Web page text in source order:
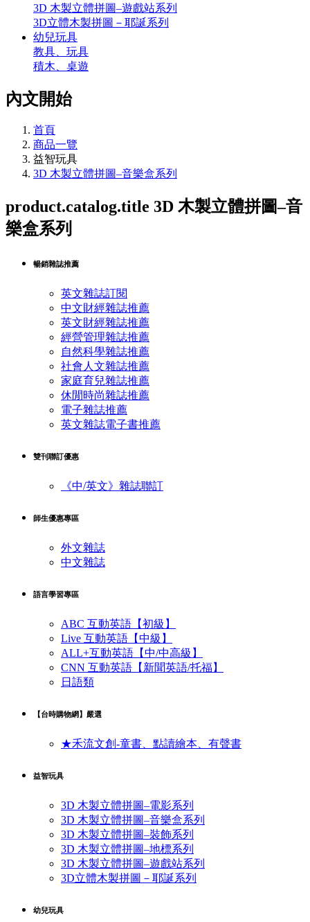
3D 木製立體拼圖–遊戲站系列
3D立體木製拼圖－耶誕系列
幼兒玩具
教具、玩具
積木、桌遊
內文開始
首頁
商品一覽
益智玩具
3D 木製立體拼圖–音樂盒系列
product.catalog.title 3D 木製立體拼圖–音
樂盒系列
暢銷雜誌推薦
英文雜誌訂閱
中文財經雜誌推薦
英文財經雜誌推薦
經營管理雜誌推薦
自然科學雜誌推薦
社會人文雜誌推薦
家庭育兒雜誌推薦
休閒時尚雜誌推薦
電子雜誌推薦
英文雜誌電子書推薦
雙刊聯訂優惠
《中/英文》雜誌聯訂
師生優惠專區
外文雜誌
中文雜誌
語言學習專區
ABC 互動英語【初級】
Live 互動英語【中級】
ALL+互動英語【中/中高級】
CNN 互動英語【新聞英語/托福】
日語類
【台時購物網】嚴選
★禾流文創-童書、點讀繪本、有聲書
益智玩具
3D 木製立體拼圖–電影系列
3D 木製立體拼圖–音樂盒系列
3D 木製立體拼圖–裝飾系列
3D 木製立體拼圖–地標系列
3D 木製立體拼圖–遊戲站系列
3D立體木製拼圖－耶誕系列
幼兒玩具